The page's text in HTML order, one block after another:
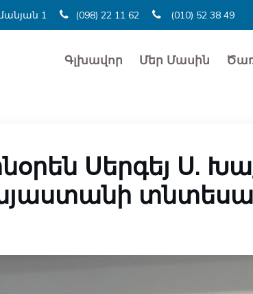
1 (098) 22 11 62 (010) 52 38 49
Գլխավոր Մեր Մասին
Սերգեյ Ս.